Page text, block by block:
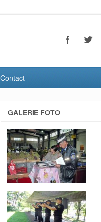
Contact
GALERIE FOTO